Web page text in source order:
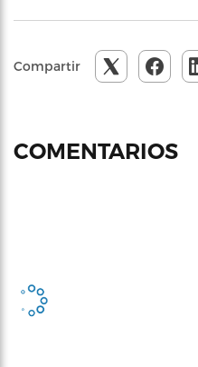
Compartir
COMENTARIOS